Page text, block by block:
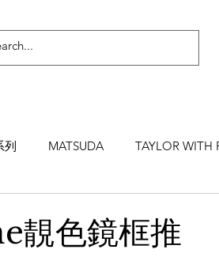
列 MATSUDA TAYLOR WITH
靚色鏡框推